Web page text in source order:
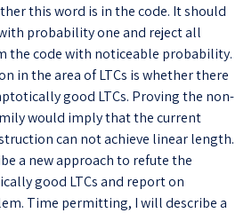
this word is in the code. It should
probability one and reject all
the code with noticeable probability.
in the area of LTCs is whether there
good LTCs. Proving the non-
would imply that the current
can not achieve linear length.
a new approach to refute the
good LTCs and report on
Time permitting, I will describe a